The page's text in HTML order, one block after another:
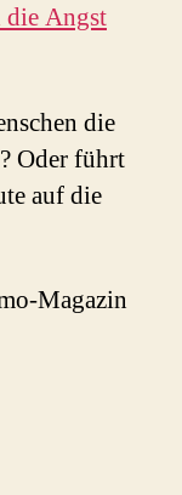
Angst
die
Oder führt
auf die
Magazin